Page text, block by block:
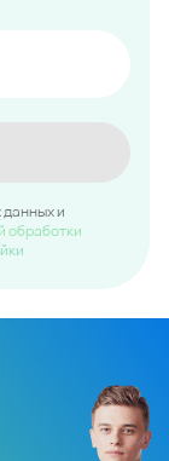
и
обработки